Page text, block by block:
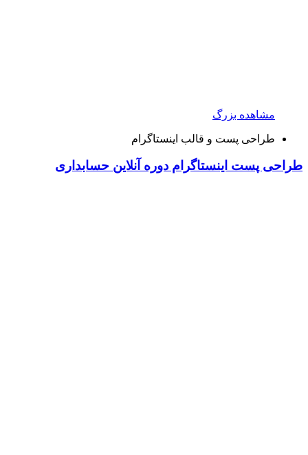
مشاهده بزرگ
طراحی پست و قالب اینستاگرام
طراحی پست اینستاگرام دوره آنلاین حسابداری